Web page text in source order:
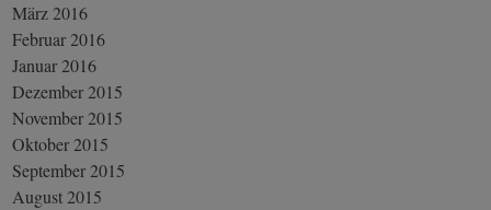
März 2016
Februar 2016
Januar 2016
Dezember 2015
November 2015
Oktober 2015
September 2015
August 2015